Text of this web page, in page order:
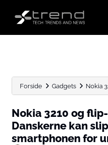
Forside Gadgets Nokia
Nokia 3210 og
Danskerne kan
smartphonen for